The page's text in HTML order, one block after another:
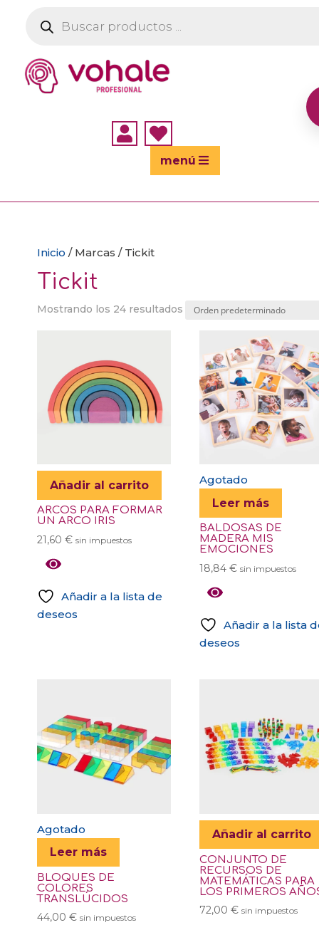
productos
 
menú
Inicio / Marcas / Tickit
Tickit
Mostrando los 24 resultados
Añadir al carrito
ARCOS PARA FORMAR
UN ARCO IRIS
21,60 € sin impuestos
Añadir a la lista de
deseos
Agotado
Leer más
BALDOSAS DE
MADERA MIS
EMOCIONES
18,84 € sin impuestos
Añadir a la lista
deseos
Agotado
Leer más
BLOQUES DE
COLORES
TRANSLÚCIDOS
44,00 € sin impuestos
Añadir al carrito
CONJUNTO DE
RECURSOS DE
MATEMÁTICAS PARA
LOS PRIMEROS
72,00 € sin impuestos